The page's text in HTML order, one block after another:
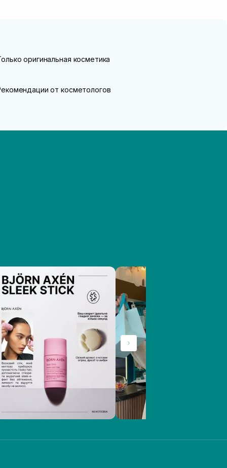
оригинальная косметика
от косметологов